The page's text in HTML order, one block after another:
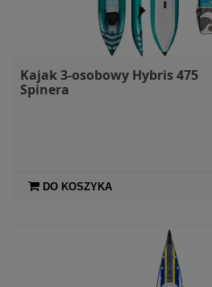
Kajak 3-osobowy Hybris 475
Spinera
DO KOSZYKA